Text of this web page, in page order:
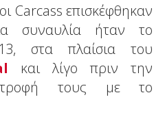
Carcass επισκέφθηκαν
συναυλία ήταν το
στα πλαίσια του
και λίγο πριν την
τους με το